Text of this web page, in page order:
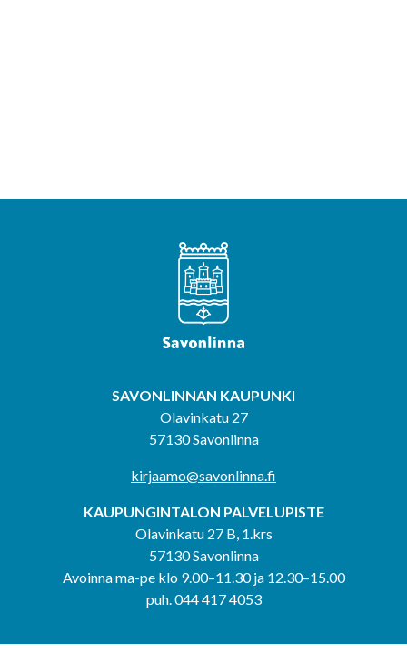
SAVONLINNAN KAUPUNKI
Olavinkatu 27
57130 Savonlinna
kirjaamo@savonlinna.fi
KAUPUNGINTALON PALVELUPISTE
Olavinkatu 27 B, 1.krs
57130 Savonlinna
Avoinna ma-pe klo 9.00–11.30 ja 12.30–15.00
puh. 044 417 4053